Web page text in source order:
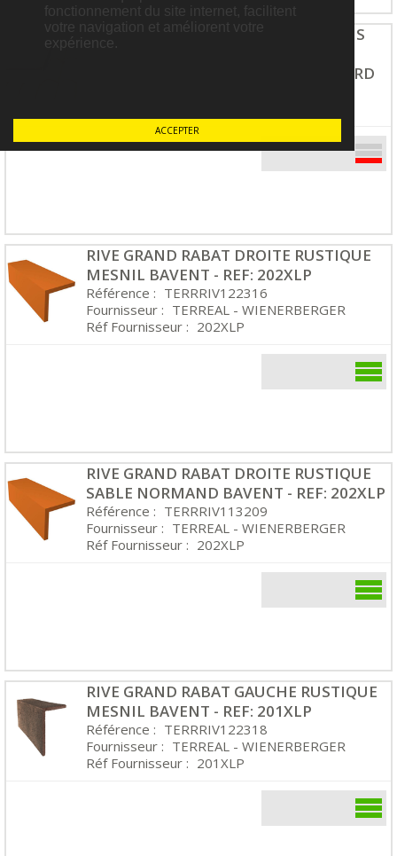
ACCEPTER
fonctionnement du site internet, facilitent
votre navigation et améliorent votre
expérience.RACCORD VELUX EDW SK06 0000 GRIS
114X118
POUR TUILE <120MM POSE STANDARD
RIVE GRAND RABAT DROITE RUSTIQUE
MESNIL BAVENT - REF: 202XLP
Référence : TERRRIV122316
Fournisseur : TERREAL - WIENERBERGER
Réf Fournisseur : 202XLP
RIVE GRAND RABAT DROITE RUSTIQUE
SABLE NORMAND BAVENT - REF: 202XLP
Référence : TERRRIV113209
Fournisseur : TERREAL - WIENERBERGER
Réf Fournisseur : 202XLP
RIVE GRAND RABAT GAUCHE RUSTIQUE
MESNIL BAVENT - REF: 201XLP
Référence : TERRRIV122318
Fournisseur : TERREAL - WIENERBERGER
Réf Fournisseur : 201XLP